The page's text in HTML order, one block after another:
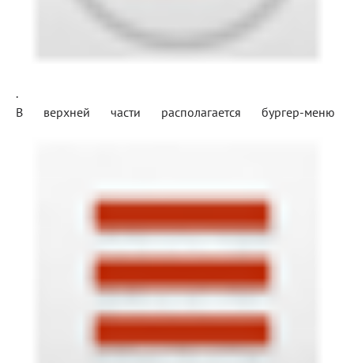
.
В верхней части располагается бургер-меню